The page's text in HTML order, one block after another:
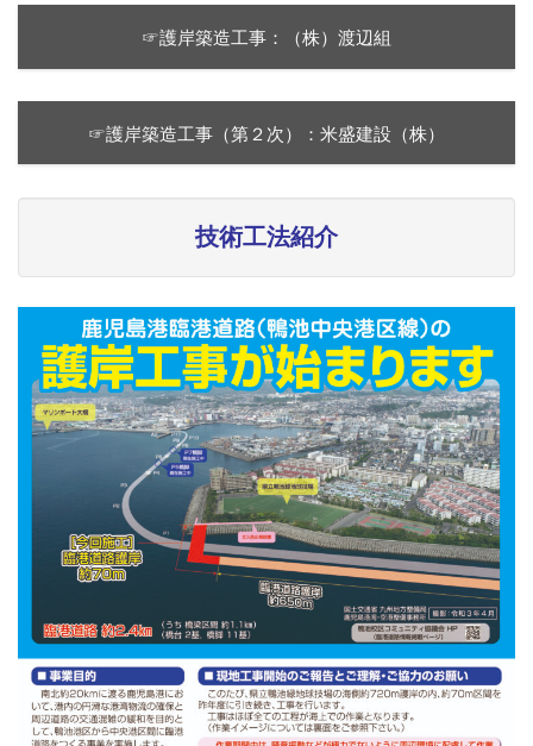
☞護岸築造工事：（株）渡辺組
☞護岸築造工事（第２次）：米盛建設（株）
技術工法紹介